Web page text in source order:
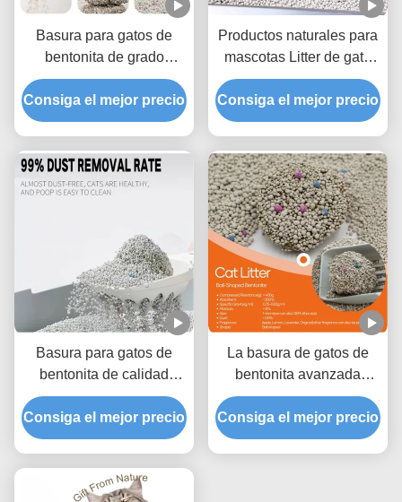
Basura para gatos de
bentonita de grado
profesional con
tecnología superior de
aglomeración y control de
Consiga el mejor precio
Productos naturales para
mascotas Litter de gato
de bentonita para un
control eficaz del olor y
un rendimiento rápido de
Consiga el mejor precio
Basura para gatos de
bentonita de calidad
superior con fórmula de
aglomeración dura y bajo
seguimiento
Consiga el mejor precio
La basura de gatos de
bentonita avanzada
ofrece una absorción
rápida de líquidos y una
protección máxima contra
Consiga el mejor precio